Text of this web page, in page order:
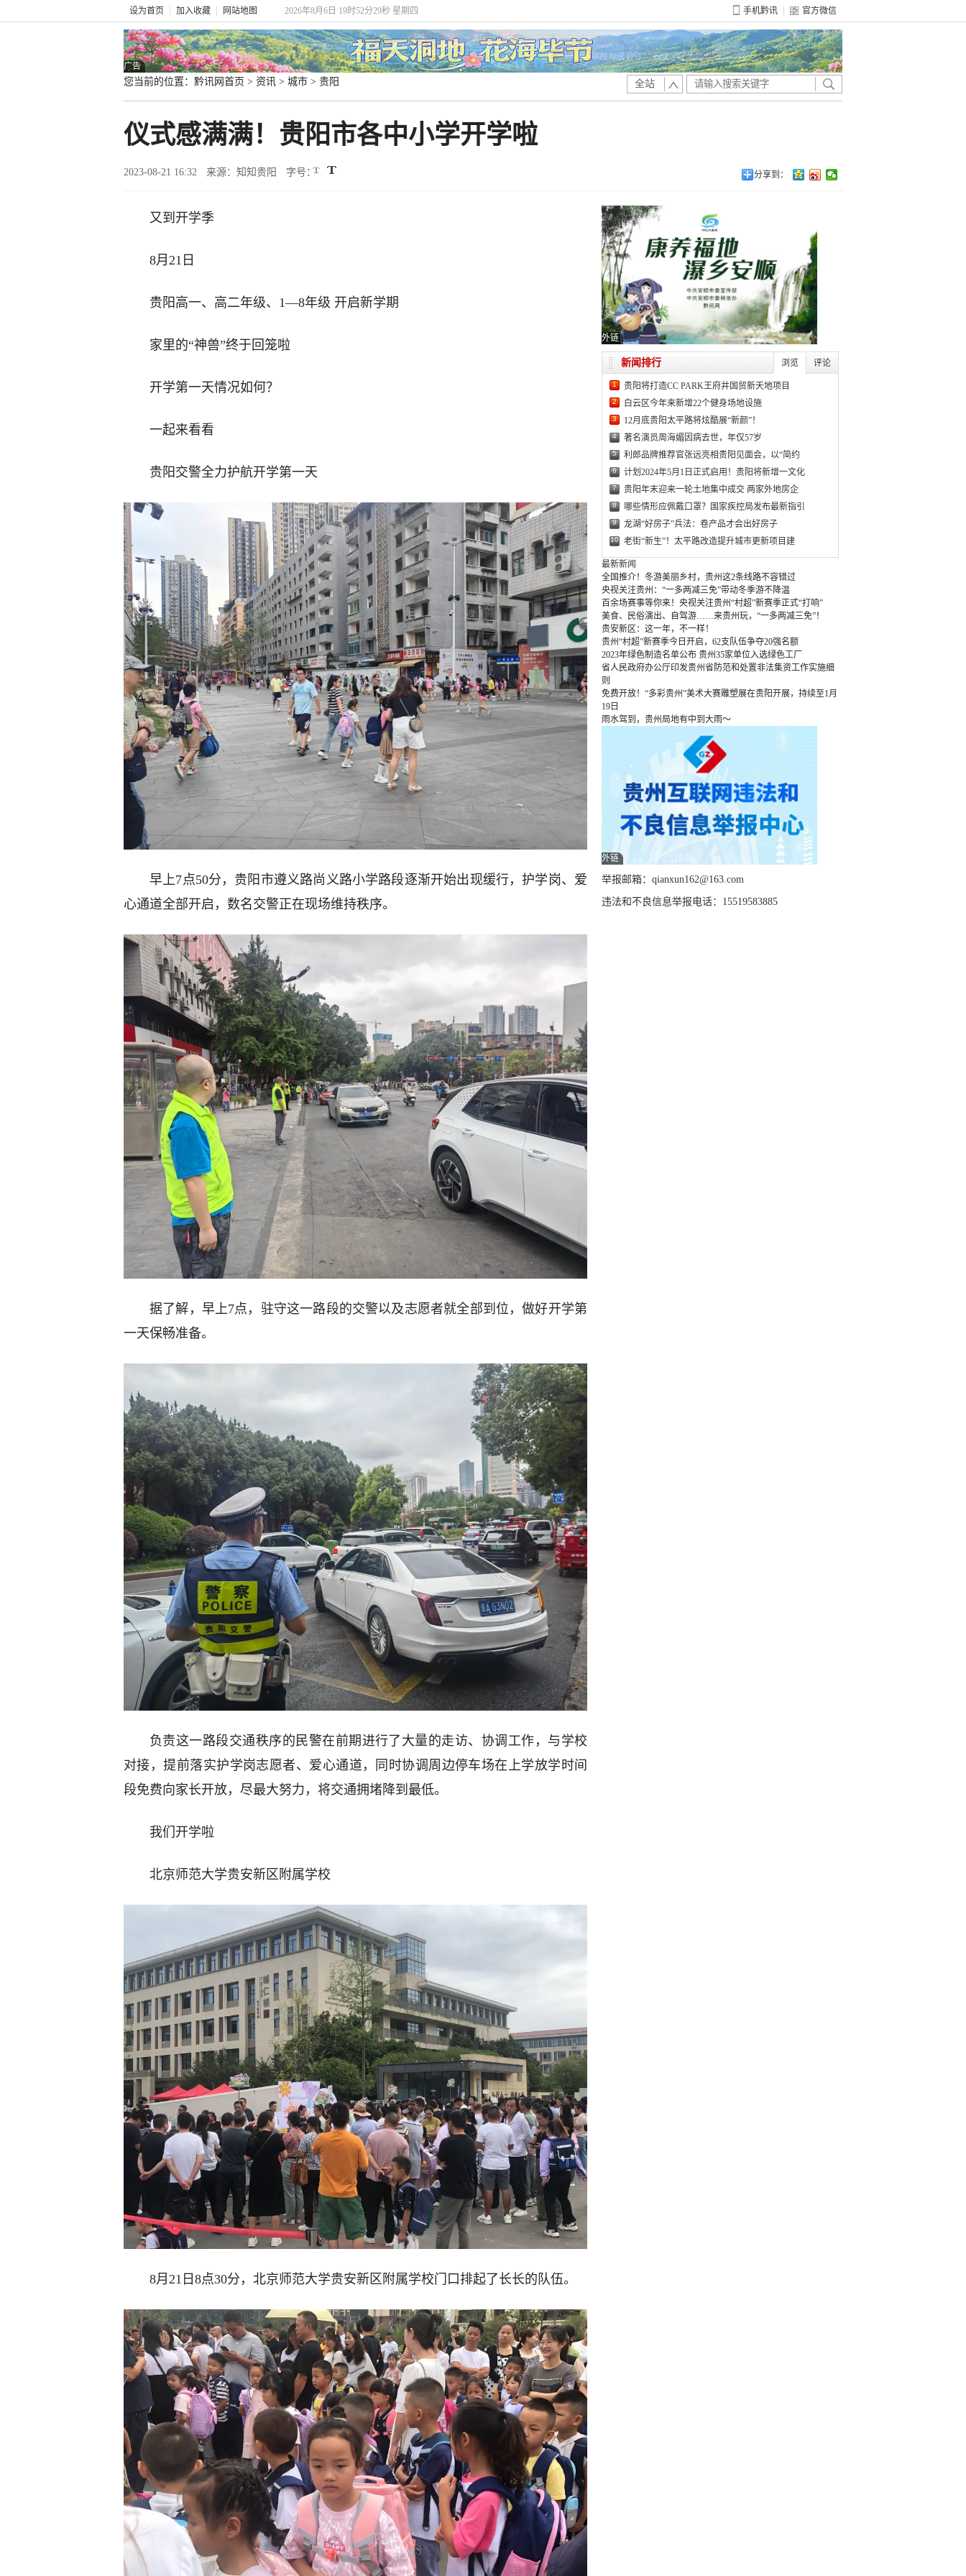
设为首页 加入收藏 网站地图 2026年8月6日 19时52分30秒 星期四 手机黔讯 官方微信
广告
您当前的位置： 黔讯网首页 > 资讯 > 城市 > 贵阳 全站
仪式感满满！贵阳市各中小学开学啦
2023-08-21 16:32 来源：知知贵阳 字号： 分享到：
又到开学季
8月21日
贵阳高一、高二年级、1—8年级 开启新学期
家里的“神兽”终于回笼啦
开学第一天情况如何？
一起来看看
贵阳交警全力护航开学第一天
早上7点50分，贵阳市遵义路尚义路小学路段逐渐开始出现缓行，护学岗、爱
心通道全部开启，数名交警正在现场维持秩序。
据了解，早上7点，驻守这一路段的交警以及志愿者就全部到位，做好开学第
一天保畅准备。
负责这一路段交通秩序的民警在前期进行了大量的走访、协调工作，与学校
对接，提前落实护学岗志愿者、爱心通道，同时协调周边停车场在上学放学时间
段免费向家长开放，尽最大努力，将交通拥堵降到最低。
我们开学啦
北京师范大学贵安新区附属学校
8月21日8点30分，北京师范大学贵安新区附属学校门口排起了长长的队伍。
外链
浏览 评论
新闻排行
1 贵阳将打造CC PARK王府井国贸新天地项目
2 白云区今年来新增22个健身场地设施
3 12月底贵阳太平路将炫酷展“新颜”！
4 著名演员周海媚因病去世，年仅57岁
5 利郎品牌推荐官张远亮相贵阳见面会，以“简约
6 计划2024年5月1日正式启用！贵阳将新增一文化
7 贵阳年末迎来一轮土地集中成交 两家外地房企
8 哪些情形应佩戴口罩？国家疾控局发布最新指引
9 龙湖“好房子”兵法：卷产品才会出好房子
10 老街“新生”！太平路改造提升城市更新项目建
最新新闻
全国推介！冬游美丽乡村，贵州这2条线路不容错过
央视关注贵州：“一多两减三免”带动冬季游不降温
百余场赛事等你来！央视关注贵州“村超”新赛季正式“打响”
美食、民俗演出、自驾游……来贵州玩，“一多两减三免”！
贵安新区：这一年，不一样！
贵州“村超”新赛季今日开启，62支队伍争夺20强名额
2023年绿色制造名单公布 贵州35家单位入选绿色工厂
省人民政府办公厅印发贵州省防范和处置非法集资工作实施细
则
免费开放！“多彩贵州”美术大赛雕塑展在贵阳开展，持续至1月
19日
雨水驾到，贵州局地有中到大雨～
外链
举报邮箱：qianxun162@163.com
违法和不良信息举报电话：15519583885